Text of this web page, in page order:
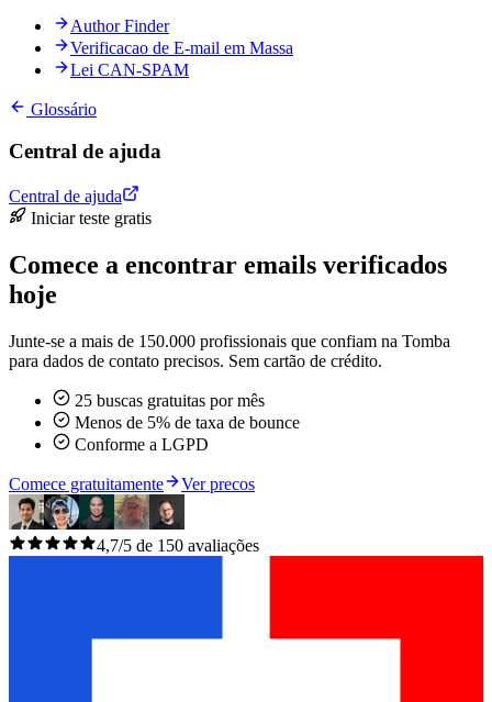
Author Finder
Verificacao de E-mail em Massa
Lei CAN-SPAM
Glossário
Central de ajuda
Central de ajuda
Iniciar teste gratis
Comece a encontrar emails verificados
hoje
Junte-se a mais de 150.000 profissionais que confiam na Tomba
para dados de contato precisos. Sem cartão de crédito.
25 buscas gratuitas por mês
Menos de 5% de taxa de bounce
Conforme a LGPD
Comece gratuitamente Ver precos
4,7/5 de 150 avaliações